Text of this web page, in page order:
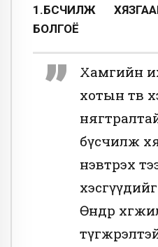
1.БҮСЧИЛЖ
БОЛГОЁ
Хамгийн
хотын тѳв
бүсчилж
нэвтрэх
хэсгүүдийг
Ѳндѳр